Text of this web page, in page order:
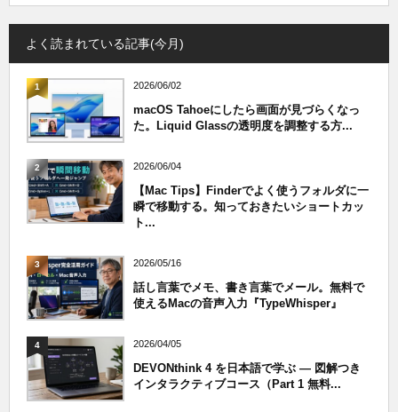
よく読まれている記事(今月)
1 2026/06/02
macOS Tahoeにしたら画面が見づらくなっ
た。Liquid Glassの透明度を調整する方...
2 2026/06/04
【Mac Tips】Finderでよく使うフォルダに一
瞬で移動する。知っておきたいショートカッ
ト...
3 2026/05/16
話し言葉でメモ、書き言葉でメール。無料で
使えるMacの音声入力『TypeWhisper』
4 2026/04/05
DEVONthink 4 を日本語で学ぶ — 図解つき
インタラクティブコース（Part 1 無料...